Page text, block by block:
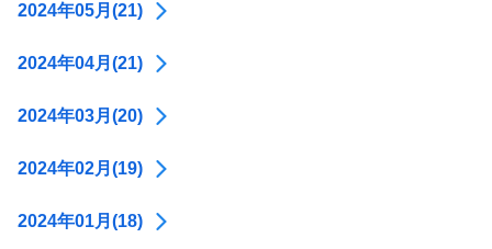
2024年05月(21)
2024年04月(21)
2024年03月(20)
2024年02月(19)
2024年01月(18)